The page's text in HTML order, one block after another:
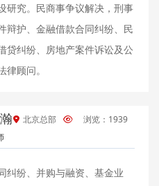
研究。民商事争议解决，刑事
辩护、金融借款合同纠纷、民
贷纠纷、房地产案件诉讼及公
律顾问。
北京总部 浏览：1939
纠纷、并购与融资、基金业